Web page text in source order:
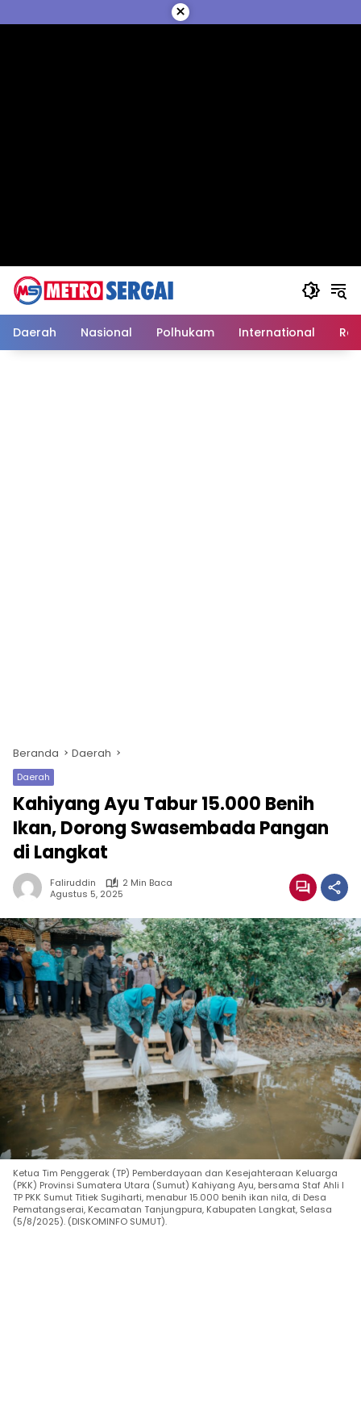
ke
×
Daerah Nasional Polhukam International
Beranda Daerah
Daerah
Kahiyang Ayu Tabur 15.000 Benih
Ikan, Dorong Swasembada Pangan
di Langkat
Faliruddin
2 Min Baca
Agustus 5, 2025
Ketua Tim Penggerak (TP) Pemberdayaan dan Kesejahteraan Keluarga
(PKK) Provinsi Sumatera Utara (Sumut) Kahiyang Ayu, bersama Staf Ahli I
TP PKK Sumut Titiek Sugiharti, menabur 15.000 benih ikan nila, di Desa
Pematangserai, Kecamatan Tanjungpura, Kabupaten Langkat, Selasa
(5/8/2025). (DISKOMINFO SUMUT).